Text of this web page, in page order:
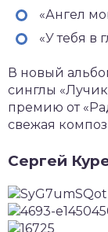
«Ангел
«У тебя в
В новый
синглы
премию от
свежая
Сергей